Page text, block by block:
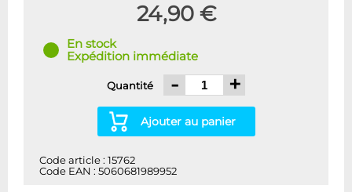
24,90 €
En stock
Expédition immédiate
Quantité - +
Ajouter au panier
Code article : 15762
Code EAN : 5060681989952